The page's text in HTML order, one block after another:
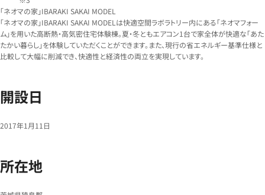
「ネオマの家」IBARAKI SAKAI MODEL
「ネオマの家」IBARAKI SAKAI MODELは快適空間ラボラトリー内にある「ネオマフォー
ム」を用いた高断熱・高気密住宅体験棟。夏・冬ともエアコン1台で家全体が快適な「あた
たかい暮らし」を体験していただくことができます。また、現行の省エネルギー基準仕様と
比較して大幅に削減でき、快適性と経済性の両立を実現しています。
開設日
2017年1月11日
所在地